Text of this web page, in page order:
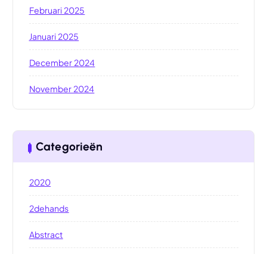
Februari 2025
Januari 2025
December 2024
November 2024
Categorieën
2020
2dehands
Abstract